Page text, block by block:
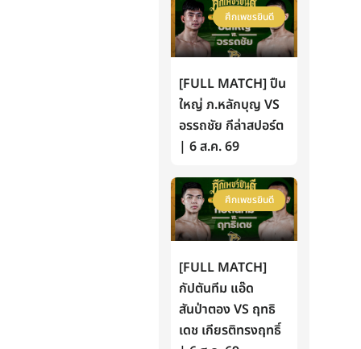
ศึกเพชรยินดี
[FULL MATCH] ปืน
ใหญ่ ภ.หลักบุญ VS
อรรถชัย กีล่าสปอร์ต
| 6 ส.ค. 69
ศึกเพชรยินดี
[FULL MATCH]
กัปตันทีม แอ๊ด
สันป่าตอง VS ฤทธิ
เดช เกียรติทรงฤทธิ์